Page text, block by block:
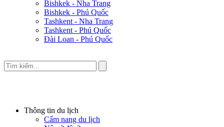
Bishkek - Nha Trang
Bishkek - Phú Quốc
Tashkent - Nha Trang
Tashkent - Phú Quốc
Đài Loan - Phú Quốc
Thông tin du lịch
Cẩm nang du lịch